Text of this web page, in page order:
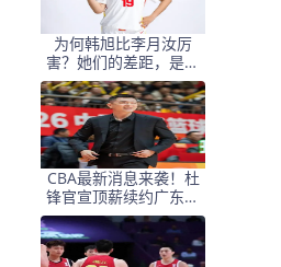
为何韩旭比李月汝厉
害？她们的差距，是张
子宇选秀顺位暴跌的原
因
CBA最新消息来袭！杜
锋官宣顶薪续约广东男
篮，杨鸣婉拒执教北控